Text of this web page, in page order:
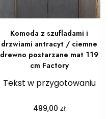
Komoda z szufladami i
drzwiami antracyt / ciemne
drewno postarzane mat 119
cm Factory
Tekst w przygotowaniu
499,00 zł